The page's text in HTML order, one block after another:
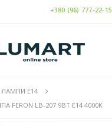
+380 (96) 777-22-15
ЛАМПИ E14
FERON LB-207 9ВТ E14 4000K